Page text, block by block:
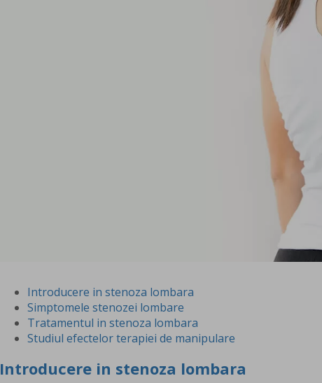
Introducere in stenoza lombara
Simptomele stenozei lombare
Tratamentul in stenoza lombara
Studiul efectelor terapiei de manipulare
Introducere in stenoza lombara